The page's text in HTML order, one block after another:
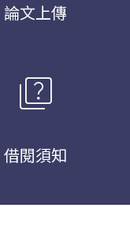
論文上傳
quiz
借閱須知